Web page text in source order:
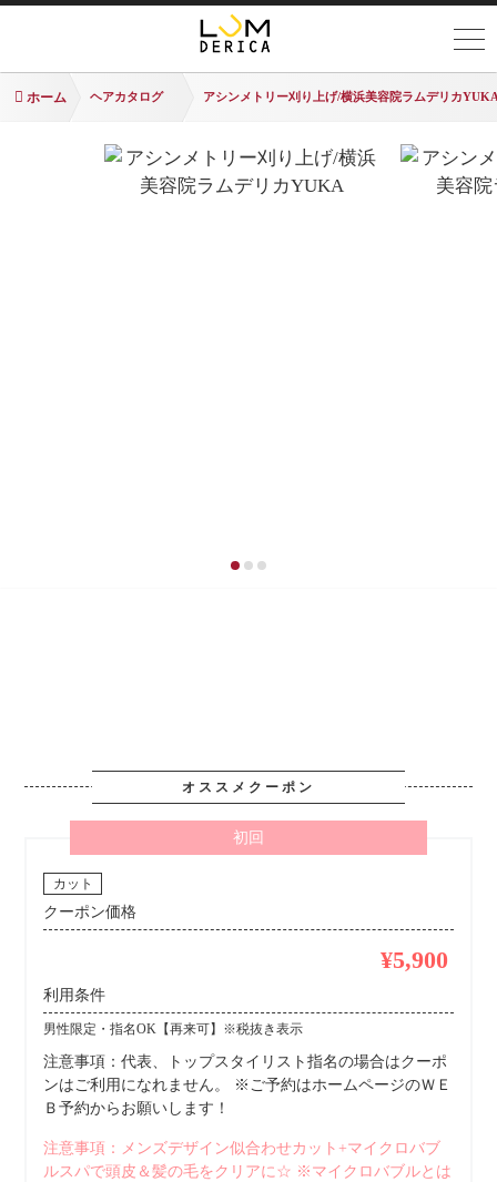
ホーム ヘアカタログ アシンメトリー刈り上げ/横浜美容院ラムデリカ
オススメクーポン
初回
カット
クーポン価格
¥5,900
利用条件
男性限定・指名OK【再来可】※税抜き表示
注意事項：代表、トップスタイリスト指名の場合はクーポ
ンはご利用になれません。 ※ご予約はホームページのＷＥ
Ｂ予約からお願いします！
注意事項：メンズデザイン似合わせカット+マイクロバブ
ルスパで頭皮＆髪の毛をクリアに☆ ※マイクロバブルとは